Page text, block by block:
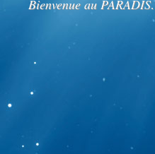
Bienvenue au